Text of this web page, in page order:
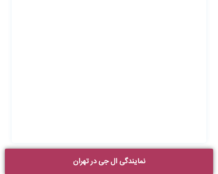
نمایندگی ال جی در تهران